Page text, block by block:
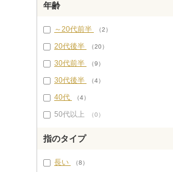
年齢
～20代前半 （2）
20代後半 （20）
30代前半 （9）
30代後半 （4）
40代 （4）
50代以上 （0）
指のタイプ
長い （8）